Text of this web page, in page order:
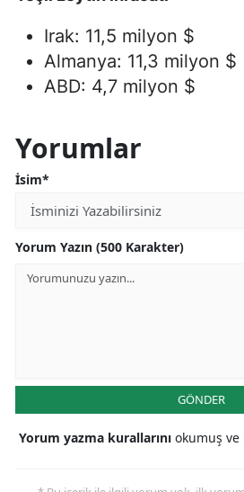
Irak: 11,5 milyon $
Almanya: 11,3 milyon $
ABD: 4,7 milyon $
Yorumlar
İsim*
Yorum Yazın (500 Karakter)
GÖNDER
Yorum yazma kurallarını okumuş ve